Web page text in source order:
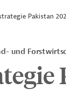
Pakistan
und